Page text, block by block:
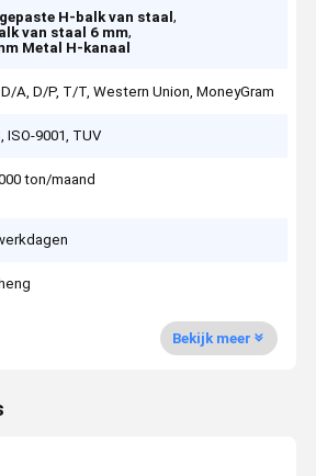
H-balk van staal,
van staal 6 mm,
Metal H-kanaal
A, D/P, T/T, Western Union, MoneyGram
ISO-9001, TUV
ton/maand
Bekijk meer